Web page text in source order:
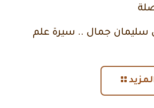
سليمان جمال .. سيرة علم